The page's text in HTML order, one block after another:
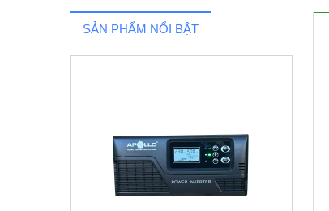
SẢN PHẨM NỔI BẬT